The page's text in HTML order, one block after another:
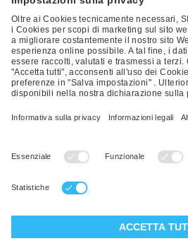
Contatto
FAQ
Condizioni Generali di Contratto